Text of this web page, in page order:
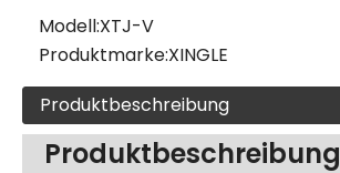
Modell:XTJ-V
Produktmarke:XINGLE
Produktbeschreibung
Produktbeschreibung